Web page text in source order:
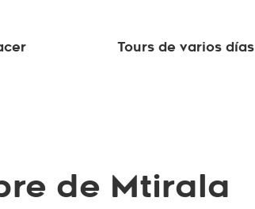
Tours de varios días
de Mtirala